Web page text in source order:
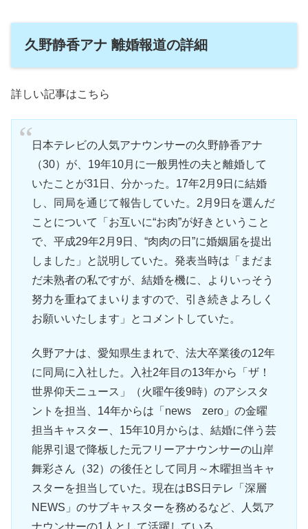
久野静香アナ 離婚報道の詳細
詳しい記事はこちら
日本テレビの人気アナウンサーの久野静香アナ
（30）が、19年10月に一般男性の夫と離婚して
いたことが31日、分かった。17年2月9日に結婚
し、同局を通じて報告していた。2月9日を選んだ
ことについて「お互いに“お肉”が好きということ
で、平成29年2月9日、“肉肉の日”に婚姻届を提出
しました」と説明していた。発表当時は「まだま
だ未熟者の私ですが、結婚を機に、よりいっそう
努力を重ねてまいりますので、引き続きよろしく
お願いいたします」とコメントしていた。
久野アナは、愛知県生まれで、法大卒業後の12年
に同局に入社した。入社2年目の13年から「ザ！
世界仰天ニュース」（火曜午後9時）のアシスタ
ントを担当、14年からは「news zero」の金曜
担当キャスター、15年10月からは、結婚に伴う芸
能界引退で降板した元フリーアナウンサーの山岸
舞彩さん（32）の後任として同月～木曜担当キャ
スターを担当していた。現在はBS日テレ「深層
NEWS」のサブキャスターを務めるなど、人気ア
ナウンサーの1人として活躍している。